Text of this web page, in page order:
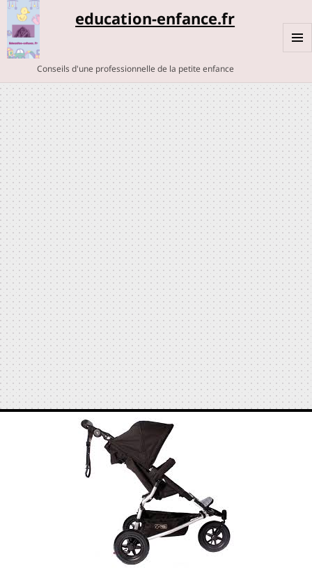
education-enfance.fr
Conseils d'une professionnelle de la petite enfance